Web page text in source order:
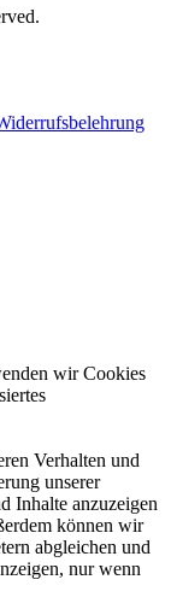
wir Cookies
Verhalten und
unserer
Inhalte anzuzeigen
können wir
abgleichen und
nur wenn